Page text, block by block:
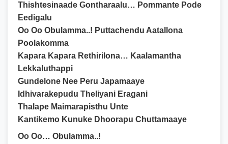
Thishtesinaade Gontharaalu… Pommante Pode
Eedigalu
Oo Oo Obulamma..! Puttachendu Aatallona
Poolakomma
Kapara Kapara Rethirilona… Kaalamantha
Lekkaluthappi
Gundelone Nee Peru Japamaaye
Idhivarakepudu Theliyani Eragani
Thalape Maimarapisthu Unte
Kantikemo Kunuke Dhoorapu Chuttamaaye
Oo Oo… Obulamma..!